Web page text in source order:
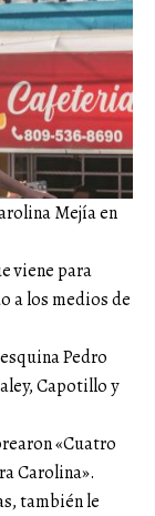
Mejía en
viene para
a los medios de
esquina Pedro
Capotillo y
«Cuatro
Carolina».
también le